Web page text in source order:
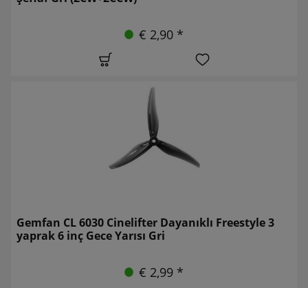
€ 2,90 *
Gemfan CL 6030 Cinelifter Dayanıklı Freestyle 3
yaprak 6 inç Gece Yarısı Gri
€ 2,99 *